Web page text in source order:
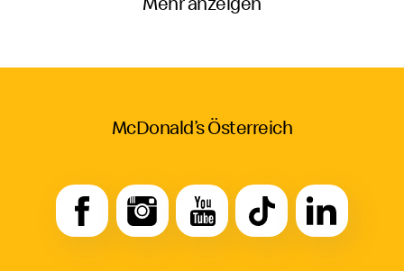
McDonald’s Österreich